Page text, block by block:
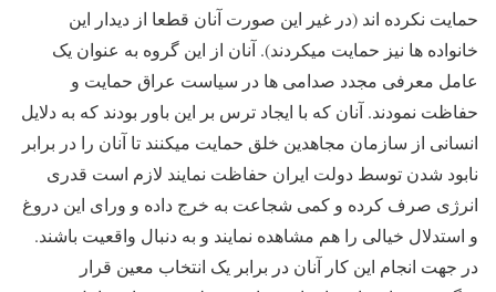
حمایت نکرده اند (در غیر این صورت آنان قطعا از دیدار این
خانواده ها نیز حمایت میکردند). آنان از این گروه به عنوان یک
عامل معرفی مجدد صدامی ها در سیاست عراق حمایت و
حفاظت نمودند. آنان که با ایجاد ترس بر این باور بودند که به دلایل
انسانی از سازمان مجاهدین خلق حمایت میکنند تا آنان را در برابر
نابود شدن توسط دولت ایران حفاظت نمایند لازم است قدری
انرژی صرف کرده و کمی شجاعت به خرج داده و ورای این دروغ
و استدلال خیالی را هم مشاهده نمایند و به دنبال واقعیت باشند.
در جهت انجام این کار آنان در برابر یک انتخاب معین قرار